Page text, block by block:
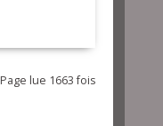
Page lue 1663 fois